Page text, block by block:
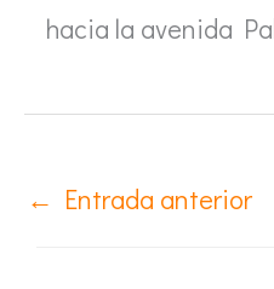
hacia la avenida
← Entrada anterior